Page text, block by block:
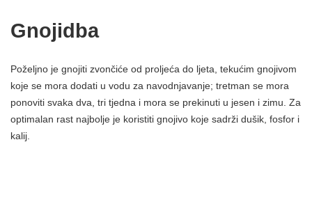
Gnojidba
Poželjno je gnojiti zvončiće od proljeća do ljeta, tekućim gnojivom
koje se mora dodati u vodu za navodnjavanje; tretman se mora
ponoviti svaka dva, tri tjedna i mora se prekinuti u jesen i zimu. Za
optimalan rast najbolje je koristiti gnojivo koje sadrži dušik, fosfor i
kalij.